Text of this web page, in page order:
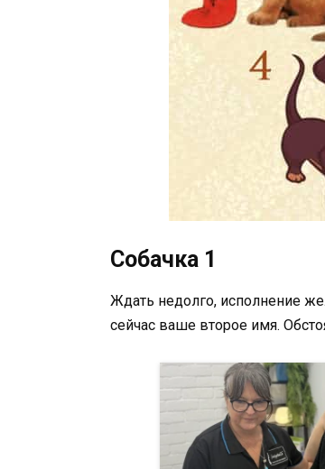
Собачка 1
Ждать недолго, исполнение
сейчас ваше второе имя.